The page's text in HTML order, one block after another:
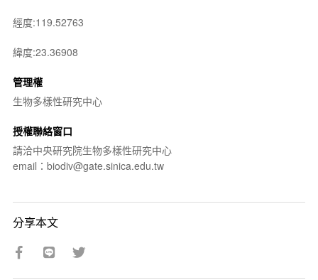
經度:119.52763
緯度:23.36908
管理權
生物多樣性研究中心
授權聯絡窗口
請洽中央研究院生物多樣性研究中心
email：biodiv@gate.sinica.edu.tw
分享本文